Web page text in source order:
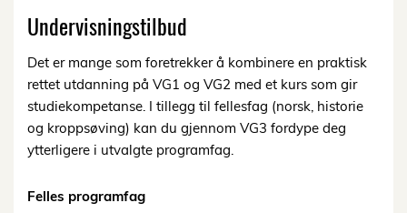
Undervisningstilbud
Det er mange som foretrekker å kombinere en praktisk
rettet utdanning på VG1 og VG2 med et kurs som gir
studiekompetanse. I tillegg til fellesfag (norsk, historie
og kroppsøving) kan du gjennom VG3 fordype deg
ytterligere i utvalgte programfag.
Felles programfag